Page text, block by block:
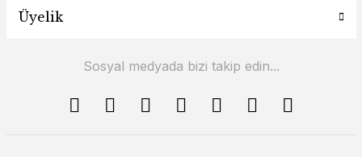
Üyelik
Sosyal medyada bizi takip edin...